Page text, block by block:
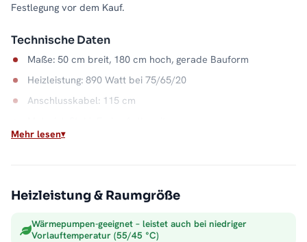
Festlegung vor dem Kauf.
Technische Daten
Maße: 50 cm breit, 180 cm hoch, gerade Bauform
Heizleistung: 890 Watt bei 75/65/20
Anschlusskabel: 115 cm
Anschluss: Mittel- und Seitenanschluss
Der Mischbetrieb spielt seine Stärke in der Übergangszeit aus:
Mehr lesen
Heizleistung & Raumgröße
Wärmepumpen-geeignet – leistet auch bei niedriger
Vorlauftemperatur (55/45 °C)